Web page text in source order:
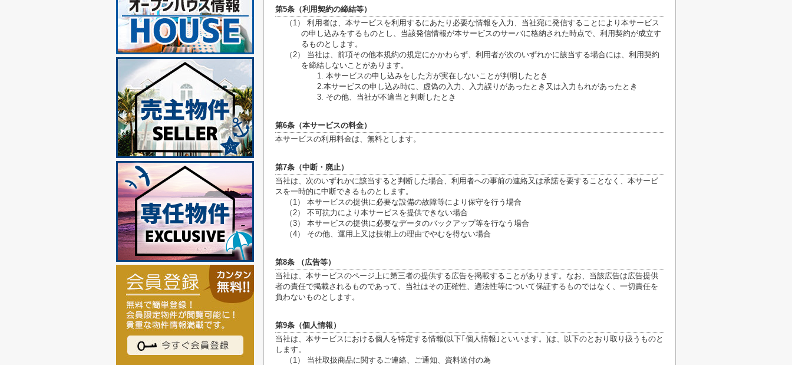
第5条（利用契約の締結等）
（1） 利用者は、本サービスを利用するにあたり必要な情報を入力、当社宛に発信することにより本サービス
の申し込みをするものとし、当該発信情報が本サービスのサーバに格納された時点で、利用契約が成立す
るものとします。
（2） 当社は、前項その他本規約の規定にかかわらず、利用者が次のいずれかに該当する場合には、利用契約
を締結しないことがあります。
1. 本サービスの申し込みをした方が実在しないことが判明したとき
2.本サービスの申し込み時に、虚偽の入力、入力誤りがあったとき又は入力もれがあったとき
3. その他、当社が不適当と判断したとき
第6条（本サービスの料金）
本サービスの利用料金は、無料とします。
第7条（中断・廃止）
当社は、次のいずれかに該当すると判断した場合、利用者への事前の連絡又は承諾を要することなく、本サービ
スを一時的に中断できるものとします。
（1） 本サービスの提供に必要な設備の故障等により保守を行う場合
（2） 不可抗力により本サービスを提供できない場合
（3） 本サービスの提供に必要なデータのバックアップ等を行なう場合
（4） その他、運用上又は技術上の理由でやむを得ない場合
第8条 （広告等）
当社は、本サービスのページ上に第三者の提供する広告を掲載することがあります。なお、当該広告は広告提供
者の責任で掲載されるものであって、当社はその正確性、適法性等について保証するものではなく、一切責任を
負わないものとします。
第9条（個人情報）
当社は、本サービスにおける個人を特定する情報(以下｢個人情報｣といいます。)は、以下のとおり取り扱うものと
します。
（1） 当社取扱商品に関するご連絡、ご通知、資料送付の為